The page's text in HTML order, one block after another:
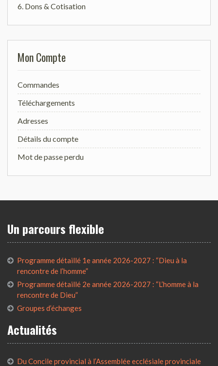
6. Dons & Cotisation
Mon Compte
Commandes
Téléchargements
Adresses
Détails du compte
Mot de passe perdu
Un parcours flexible
Programme détaillé 1e année 2026-2027 : “Dieu à la
rencontre de l’homme”
Programme détaillé 2e année 2026-2027 : “L’homme à la
rencontre de Dieu”
Groupes d’échanges
Actualités
Du Concile provincial à l’Assemblée ecclésiale provinciale